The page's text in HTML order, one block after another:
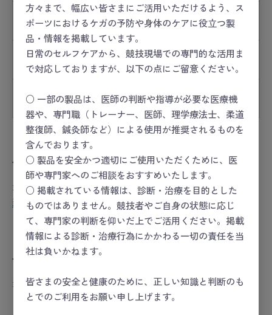
方々まで、幅広い皆さまにご活用いただけるよう、ス
ポーツにおけるケガの予防や身体のケアに役立つ製
品・情報を掲載しています。
日常のセルフケアから、競技現場での専門的な活用ま
で対応しておりますが、以下の点にご留意ください。
○ 一部の製品は、医師の判断や指導が必要な医療機
器や、専門職（トレーナー、医師、理学療法士、柔道
整復師、鍼灸師など）による使用が推奨されるものを
含んでおります。
○ 製品を安全かつ適切にご使用いただくために、医
師や専門家へのご相談をおすすめいたします。
○ 掲載されている情報は、診断・治療を目的とした
ものではありません。競技者やご自身の状態に応じ
て、専門家の判断を仰いだ上でご活用ください。掲載
情報による診断・治療行為にかかわる一切の責任を当
社は負いかねます。
皆さまの安全と健康のために、正しい知識と判断のも
とでのご利用をお願い申し上げます。
ご利用規約
プライバシーポリシー
お問い合わせ
会員について
当オンラインショップは会員制となっております。
新規会員登録 より手順に従い、会員登録をお願いいたし
ます。
会員ランクについて
当店では、会員の皆さまの日頃のご利用に感謝を込め
て、年間のご購入金額に応じて「シルバー」「ゴール